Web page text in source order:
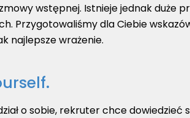
wstępnej. Istnieje jednak duże
Przygotowaliśmy dla Ciebie
najlepsze wrażenie.
o sobie, rekruter chce dowiedzieć